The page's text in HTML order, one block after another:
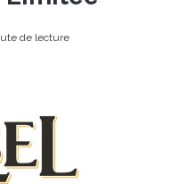
de lecture